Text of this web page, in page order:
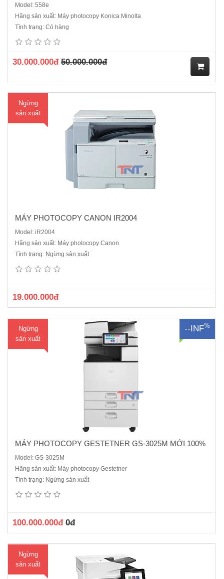
Model: 558e
Hãng sản xuất: Máy photocopy Konica Minolta
Tình trạng: Có hàng
30.000.000đ 50.000.000đ
Ngừng
sản xuất
Máy photocopy Canon iR2004 được thiết kế phù hợp với nhu cầu của
năng trong một thiết kế nhỏ gọn. Từ những chức năng cơ bản như sao
MÁY PHOTOCOPY CANON IR2004
Model: iR2004
Hãng sản xuất: Máy photocopy Canon
Tình trạng: Ngừng sản xuất
19.000.000đ
Ngừng
sản xuất
--INF%
Chức năng chính: Photocopy , in, scan ( mạng)Màn hình cảm ứng
DF3110,Chân kê thép,Bộ nạp và đảo bản sao: Có sẵnTốc độ sao
MÁY PHOTOCOPY GESTETNER GS-3025M MỚI 100%
Model: GS-3025M
Hãng sản xuất: Máy photocopy Gestetner
Tình trạng: Ngừng sản xuất
100.000.000đ 0đ
Ngừng
sản xuất
MÁY PHOTOCOPY HP LASERJET MANAGED MFP E72525DN MỚI
mạng, Scan màu, DADF, DuplexTốc độ: tối đa 25 trang/phút (A4)Khổ